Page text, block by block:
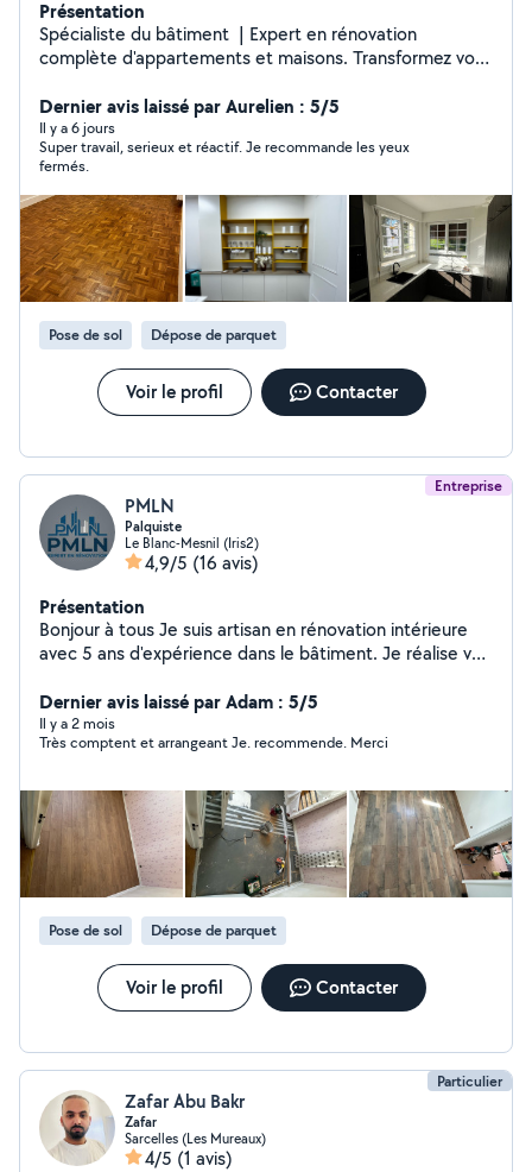
Présentation
Spécialiste du bâtiment ️ | Expert en rénovation
complète d'appartements et maisons. Transformez vos
Dernier avis laissé par Aurelien : 5/5
Il y a 6 jours
Super travail, serieux et réactif. Je recommande les yeux
fermés.
Pose de sol Dépose de parquet
Voir le profil Contacter
Entreprise
PMLN
Palquiste
Le Blanc-Mesnil (Iris2)
4,9/5 (16 avis)
Présentation
Bonjour à tous Je suis artisan en rénovation intérieure
avec 5 ans d'expérience dans le bâtiment. Je réalise vos
Mes prestations : * Plaquiste / pose de placo *
Carrelage sol et mur * Peinture & enduit * Pose de
parquet * Création de cloisons * Faux plafonds * Petits
Travail propre et soigné * Prix négociables * Conseils
personnalisés * Disponible rapidement * Devis gratuit
N'hésitez pas à me contacter pour discuter de votre
projet.
Dernier avis laissé par Adam : 5/5
Il y a 2 mois
Très comptent et arrangeant Je. recommende. Merci
Pose de sol Dépose de parquet
Voir le profil Contacter
Particulier
Zafar Abu Bakr
Zafar
Sarcelles (Les Mureaux)
4/5 (1 avis)